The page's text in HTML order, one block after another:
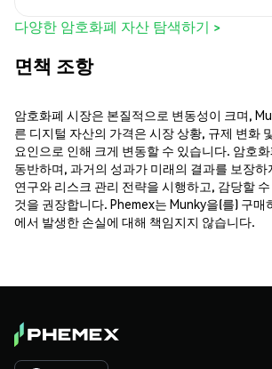
다양한 암호화폐 자산 탐색하기 >
면책 조항
암호화폐 시장은 본질적으로 변동성이 크며,
른 디지털 자산의 가격은 시장 상황, 규제 변화
요인으로 인해 크게 변동할 수 있습니다. 암호
동반하며, 과거의 성과가 미래의 결과를 보장
연구와 리스크 관리 전략을 시행하고, 감당할
것을 권장합니다. Phemex는 Munky을(를) 구매
에서 발생한 손실에 대해 책임지지 않습니다.